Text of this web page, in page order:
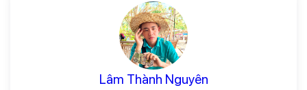
Lâm Thành Nguyên